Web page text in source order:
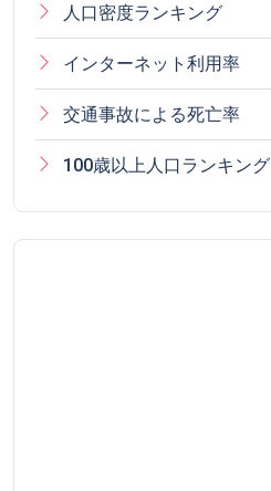
人口密度ランキング
インターネット利用率
交通事故による死亡率
100歳以上人口ランキング